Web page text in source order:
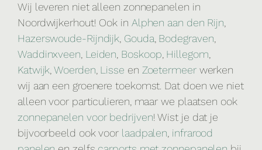
Wij leveren niet alleen zonnepanelen in
Noordwijkerhout! Ook in Alphen aan den Rijn
Hazerswoude-Rijndijk Gouda Bodegraven
Waddinxveen Leiden Boskoop Hillegom
Katwijk ,Woerden Lisse en Zoetermeerwerken
wij aan een groenere toekomst. Dat doen we niet
alleen voor particulieren, maar we plaatsen ook
zonnepanelen voor bedrijven! Wist je dat je
bijvoorbeeld ook voor laadpalen infrarood